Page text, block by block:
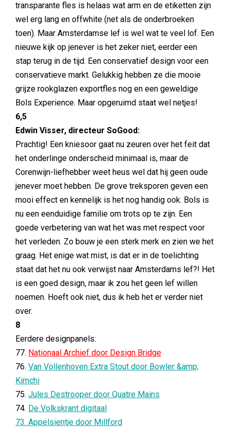
transparante fles is helaas wat arm en de etiketten zijn
wel erg lang en offwhite (net als de onderbroeken
toen). Maar Amsterdamse lef is wel wat te veel lof. Een
nieuwe kijk op jenever is het zeker niet, eerder een
stap terug in de tijd. Een conservatief design voor een
conservatieve markt. Gelukkig hebben ze die mooie
grijze rookglazen exportfles nog en een geweldige
Bols Experience. Maar opgeruimd staat wel netjes!
6,5
Edwin Visser, directeur SoGood:
Prachtig! Een kniesoor gaat nu zeuren over het feit dat
het onderlinge onderscheid minimaal is, maar de
Corenwijn-liefhebber weet heus wel dat hij geen oude
jenever moet hebben. De grove treksporen geven een
mooi effect en kennelijk is het nog handig ook. Bols is
nu een eenduidige familie om trots op te zijn. Een
goede verbetering van wat het was met respect voor
het verleden. Zo bouw je een sterk merk en zien we het
graag. Het enige wat mist, is dat er in de toelichting
staat dat het nu ook verwijst naar Amsterdams lef?! Het
is een goed design, maar ik zou het geen lef willen
noemen. Hoeft ook niet, dus ik heb het er verder niet
over.
8
Eerdere designpanels:
77. Nationaal Archief door Design Bridge
76. Van Vollenhoven Extra Stout door Bowler &amp;
Kimchi
75. Jules Destrooper door Quatre Mains
74. De Volkskrant digitaal
73. Appelsientje door Millford